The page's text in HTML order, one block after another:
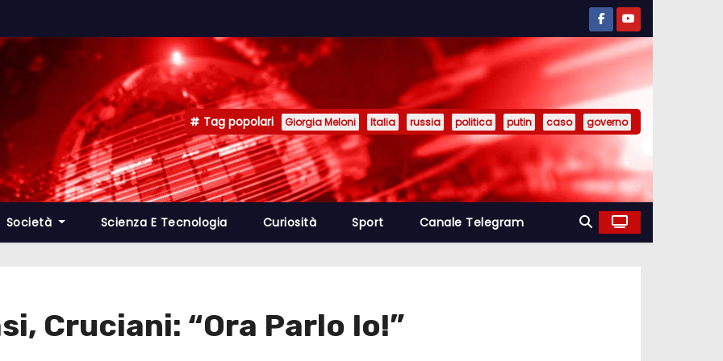
Tag popolari Giorgia Meloni Italia russia politica putin caso governo
Società Scienza E Tecnologia Curiosità Sport Canale Telegram
Cruciani: “Ora Parlo Io!”